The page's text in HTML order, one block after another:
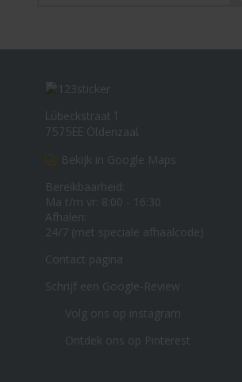
Lübeckstraat 1
7575EE Oldenzaal
Bekijk in Google Maps
Bereikbaarheid:
Ma t/m vr: 8:00 - 16:30
Afhalen:
24/7 (met speciale afhaalcode)
Contact pagina
Schrijf een Google-Review
Volg ons op instagram
Ontdek ons op Pinterest